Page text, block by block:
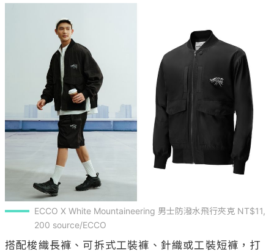
ECCO X White Mountaineering 男士防潑水飛行夾克 NT$11,
200 source/ECCO
搭配梭織長褲、可拆式工裝褲、針織或工裝短褲，打